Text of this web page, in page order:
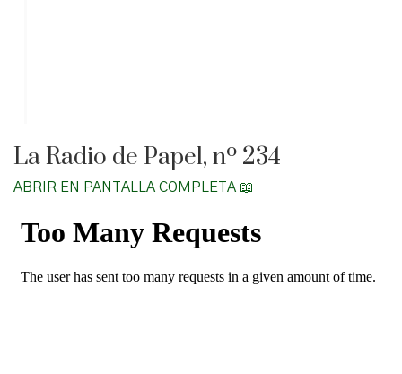
La Radio de Papel, nº 234
ABRIR EN PANTALLA COMPLETA 📖